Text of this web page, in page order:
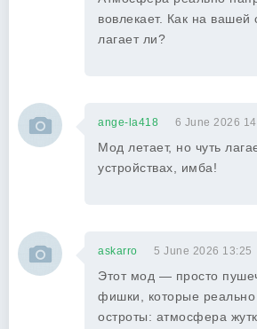
вовлекает. Как на вашей
лагает ли?
ange-la418 6 June 2026
Мод летает, но чуть
устройствах, имба!
askarro 5 June 2026 13:25
Этот мод — просто
фишки, которые
остроты: атмосфера